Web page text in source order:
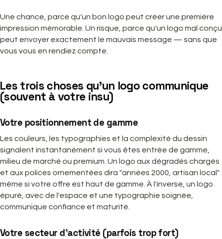
Une chance, parce qu'un bon logo peut créer une première
impression mémorable. Un risque, parce qu'un logo mal conçu
peut envoyer exactement le mauvais message — sans que
vous vous en rendiez compte.
Les trois choses qu'un logo communique
(souvent à votre insu)
Votre positionnement de gamme
Les couleurs, les typographies et la complexité du dessin
signalent instantanément si vous êtes entrée de gamme,
milieu de marché ou premium. Un logo aux dégradés chargés
et aux polices ornementées dira "années 2000, artisan local"
même si votre offre est haut de gamme. À l'inverse, un logo
épuré, avec de l'espace et une typographie soignée,
communique confiance et maturité.
Votre secteur d'activité (parfois trop fort)